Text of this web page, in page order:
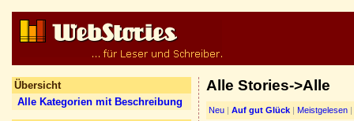
Übersicht
Alle Kategorien mit Beschreibung
Alle Stories->Alle
Neu | Auf gut Glück | Meistgelesen |